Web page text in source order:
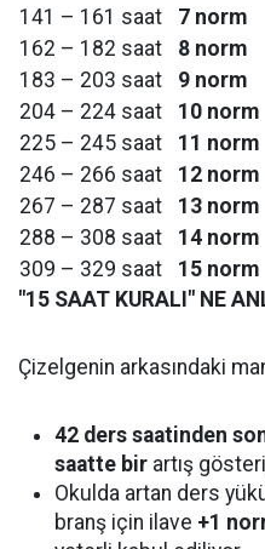
141 – 161 saat
7 norm
162 – 182 saat
8 norm
183 – 203 saat
9 norm
204 – 224 saat
10 norm
225 – 245 saat
11 norm
246 – 266 saat
12 norm
267 – 287 saat
13 norm
288 – 308 saat
14 norm
309 – 329 saat
15 norm
"15 SAAT KURALI" NE
Çizelgenin arkasındaki
42 ders saatinden
saatte bir artış
Okulda artan ders
branş için ilave +1